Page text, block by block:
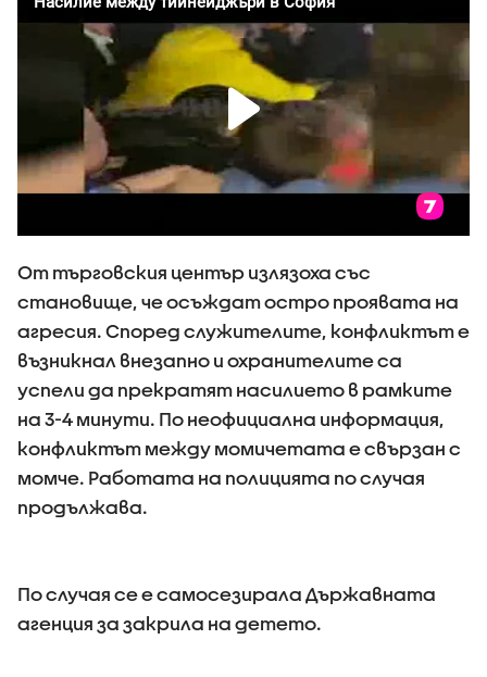
От търговския център излязоха със
становище, че осъждат остро проявата на
агресия. Според служителите, конфликтът е
възникнал внезапно и охранителите са
успели да прекратят насилието в рамките
на 3-4 минути. По неофициална информация,
конфликтът между момичетата е свързан с
момче. Работата на полицията по случая
продължава.
По случая се е самосезирала Държавната
агенция за закрила на детето.